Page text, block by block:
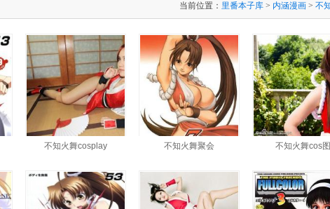
当前位置： 里番本子库 > 内涵漫画 > 不
不知火舞cosplay 不知火舞聚会 不知火舞cos图